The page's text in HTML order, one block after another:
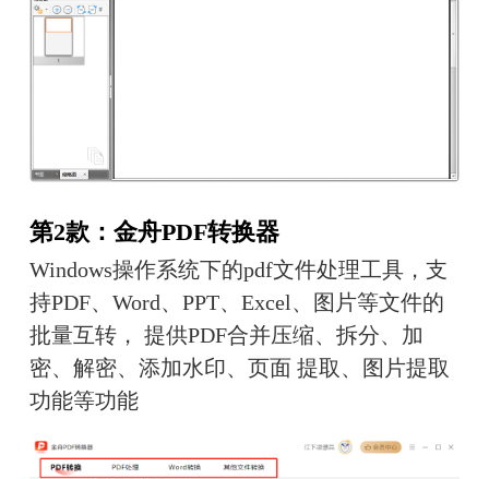
第2款：金舟PDF转换器
Windows操作系统下的pdf文件处理工具，支
持PDF、Word、PPT、Excel、图片等文件的
批量互转， 提供PDF合并压缩、拆分、加
密、解密、添加水印、页面 提取、图片提取
功能等功能